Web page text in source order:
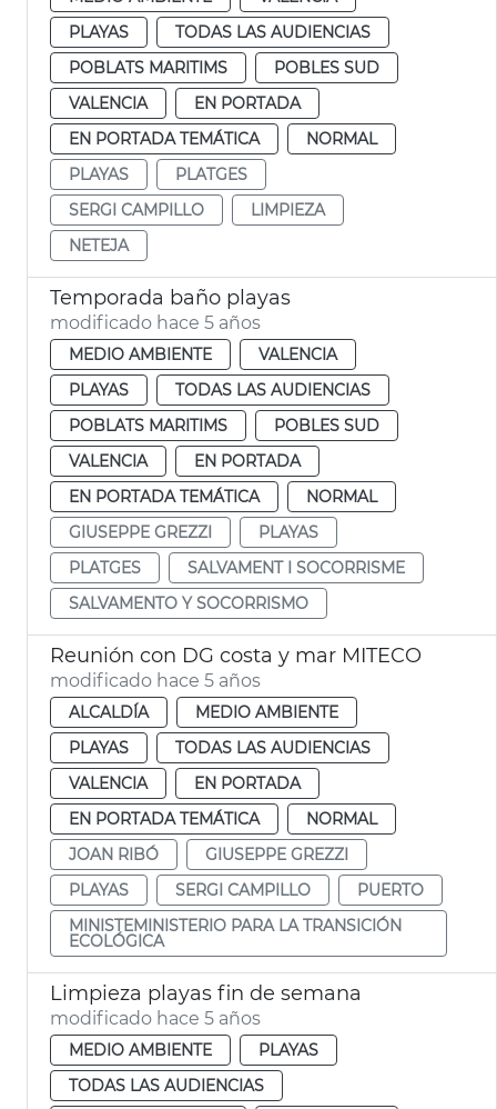
PLAYAS
TODAS LAS AUDIENCIAS
POBLATS MARITIMS
POBLES SUD
VALENCIA
EN PORTADA
EN PORTADA TEMÁTICA
NORMAL
PLAYAS
PLATGES
SERGI CAMPILLO
LIMPIEZA
NETEJA
Temporada baño playas
modificado hace 5 años
MEDIO AMBIENTE
VALENCIA
PLAYAS
TODAS LAS AUDIENCIAS
POBLATS MARITIMS
POBLES SUD
VALENCIA
EN PORTADA
EN PORTADA TEMÁTICA
NORMAL
GIUSEPPE GREZZI
PLAYAS
PLATGES
SALVAMENT I SOCORRISME
SALVAMENTO Y SOCORRISMO
Reunión con DG costa y mar MITECO
modificado hace 5 años
ALCALDÍA
MEDIO AMBIENTE
PLAYAS
TODAS LAS AUDIENCIAS
VALENCIA
EN PORTADA
EN PORTADA TEMÁTICA
NORMAL
JOAN RIBÓ
GIUSEPPE GREZZI
PLAYAS
SERGI CAMPILLO
PUERTO
MINISTEMINISTERIO PARA LA TRANSICIÓN
ECOLÓGICA
Limpieza playas fin de semana
modificado hace 5 años
MEDIO AMBIENTE
PLAYAS
TODAS LAS AUDIENCIAS